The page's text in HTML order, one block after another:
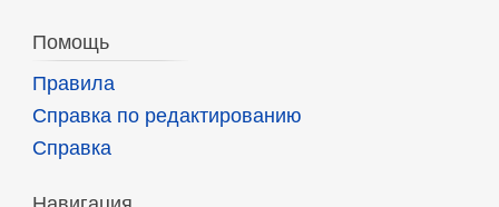
Помощь
Правила
Справка по редактированию
Справка